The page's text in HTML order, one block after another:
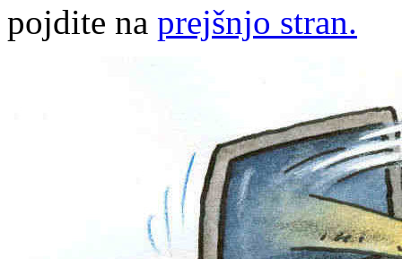
pojdite na prejšnjo stran.